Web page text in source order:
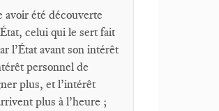
avoir été découverte
celui qui le sert fait
l’État avant son intérêt
personnel de
plus, et l’intérêt
plus à l’heure ;